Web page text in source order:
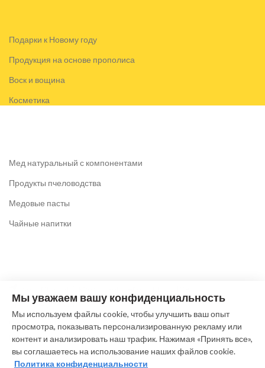
Подарки к Новому году
Продукция на основе прополиса
Воск и вощина
Косметика
Мед натуральный с компонентами
Продукты пчеловодства
Медовые пасты
Чайные напитки
Тел: +7 (916) 612-64-63
(без выходных c 9.00 до 19.00)
E-mail: pchela@meda-kolomna.ru
Мы уважаем вашу конфиденциальность
Мы используем файлы cookie, чтобы улучшить ваш опыт
просмотра, показывать персонализированную рекламу или
контент и анализировать наш трафик. Нажимая «Принять все»,
вы соглашаетесь на использование наших файлов cookie.
Политика конфиденциальности